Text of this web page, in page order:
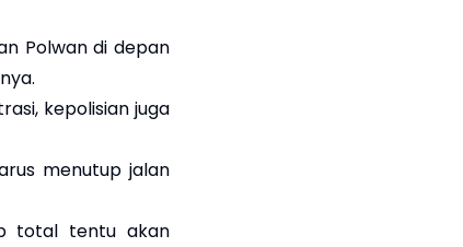
Polwan di depan
kepolisian juga
menutup jalan
total tentu akan